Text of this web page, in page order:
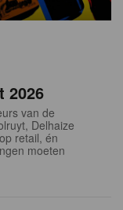
2026
van de
Delhaize
retail, én
moeten